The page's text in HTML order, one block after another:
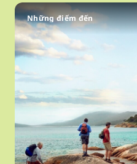
Những điểm đến